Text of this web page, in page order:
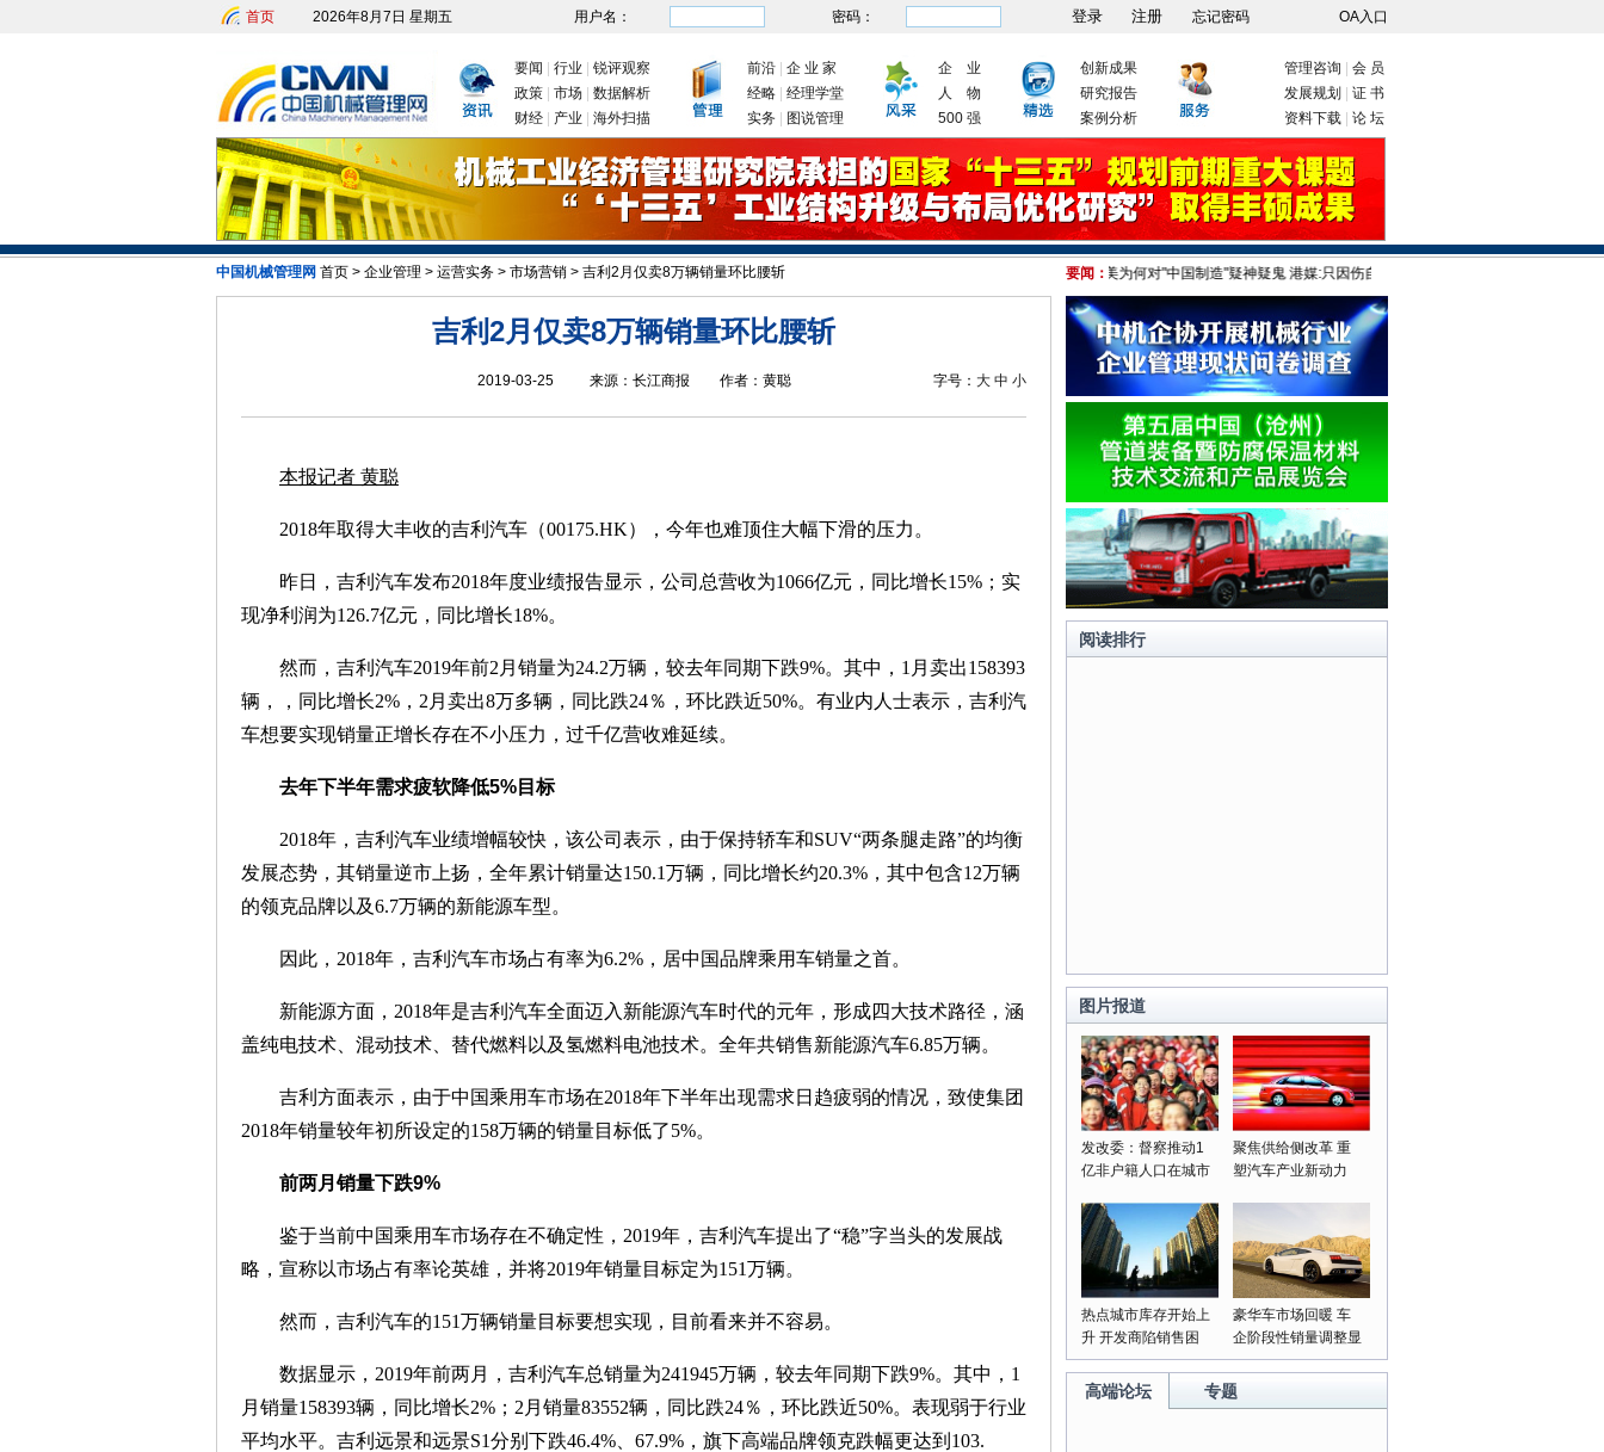
首页 2026年8月7日 星期五 用户名： 密码： 忘记密码 OA入口
要闻 行业
锐评观察
政策
市场
数据解析
财经
产业 海外扫描
前沿
企 业 家
经略
经理学堂
实务
图说管理
企 业
人 物
500 强
创新成果
研究报告
案例分析
管理咨询
会 员
发展规划
证 书
资料下载
论 坛
中国机械管理网 首页 > 企业管理 > 运营实务 > 市场营销 > 吉利2月仅卖8万辆销量环比腰斩 要闻：
发改委：九大举措有序推动企业复工复产 新年首次国务院常务会议为何聚焦制造业 美为何对"中国制造"疑神疑鬼 港媒:只因伤自尊!
吉利2月仅卖8万辆销量环比腰斩
字号： 大 中 小
2019-03-25 来源： 长江商报 作者： 黄聪
本报记者 黄聪
2018年取得大丰收的吉利汽车（00175.HK），今年也难顶住大幅下滑的压力。
昨日，吉利汽车发布2018年度业绩报告显示，公司总营收为1066亿元，同比增长15%；实
现净利润为126.7亿元，同比增长18%。
然而，吉利汽车2019年前2月销量为24.2万辆，较去年同期下跌9%。其中，1月卖出158393
辆，，同比增长2%，2月卖出8万多辆，同比跌24％，环比跌近50%。有业内人士表示，吉利汽
车想要实现销量正增长存在不小压力，过千亿营收难延续。
去年下半年需求疲软降低5%目标
2018年，吉利汽车业绩增幅较快，该公司表示，由于保持轿车和SUV“两条腿走路”的均衡
发展态势，其销量逆市上扬，全年累计销量达150.1万辆，同比增长约20.3%，其中包含12万辆
的领克品牌以及6.7万辆的新能源车型。
因此，2018年，吉利汽车市场占有率为6.2%，居中国品牌乘用车销量之首。
新能源方面，2018年是吉利汽车全面迈入新能源汽车时代的元年，形成四大技术路径，涵
盖纯电技术、混动技术、替代燃料以及氢燃料电池技术。全年共销售新能源汽车6.85万辆。
吉利方面表示，由于中国乘用车市场在2018年下半年出现需求日趋疲弱的情况，致使集团
2018年销量较年初所设定的158万辆的销量目标低了5%。
前两月销量下跌9%
鉴于当前中国乘用车市场存在不确定性，2019年，吉利汽车提出了“稳”字当头的发展战
略，宣称以市场占有率论英雄，并将2019年销量目标定为151万辆。
然而，吉利汽车的151万辆销量目标要想实现，目前看来并不容易。
数据显示，2019年前两月，吉利汽车总销量为241945万辆，较去年同期下跌9%。其中，1
月销量158393辆，同比增长2%；2月销量83552辆，同比跌24％，环比跌近50%。表现弱于行业
平均水平。吉利远景和远景S1分别下跌46.4%、67.9%，旗下高端品牌领克跌幅更达到103.
阅读排行
图片报道
发改委：督察推动1
亿非户籍人口在城市
聚焦供给侧改革 重
塑汽车产业新动力
热点城市库存开始上
升 开发商陷销售困
局
豪华车市场回暖 车
企阶段性销量调整显
成果
高端论坛 专题